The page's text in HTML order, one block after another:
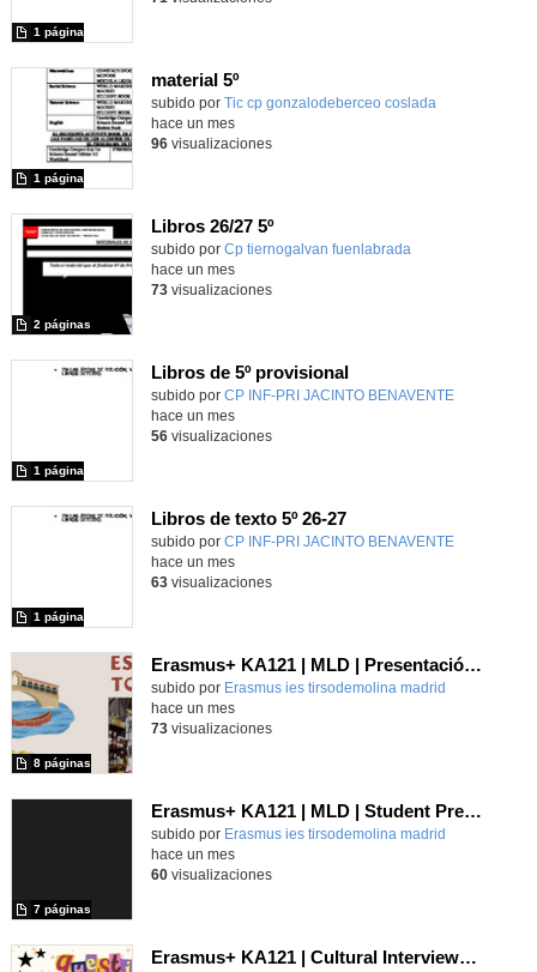
1 página
material 5º
subido por Tic cp gonzalodeberceo coslada
1 página
hace un mes
96visualizaciones
Libros 26/27 5º
subido por Cp tiernogalvan fuenlabrada
2 páginas
hace un mes
73visualizaciones
Libros de 5º provisional
subido por CP INF-PRI JACINTO BENAVENTE
1 página
-
hace un mes
56visualizaciones
Libros de texto 5º 26-27
subido por CP INF-PRI JACINTO BENAVENTE
1 página
-
hace un mes
63visualizaciones
Erasmus+ KA121 | MLD | Presentación 1 | Verona 2025
Contenido educativo.
subido por Erasmus ies tirsodemolina madrid
8 páginas
hace un mes
73visualizaciones
Erasmus+ KA121 | MLD | Student Presentation 1 | Rome 2025
Contenido educativo.
subido por Erasmus ies tirsodemolina madrid
7 páginas
hace un mes
60visualizaciones
Erasmus+ KA121 | Cultural Interviews | Budapest 2025